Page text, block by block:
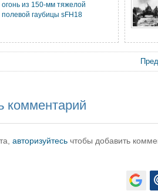
огонь из 150-мм тяжелой
полевой гаубицы sFH18
комментарий
авторизуйтесь чтобы добавить